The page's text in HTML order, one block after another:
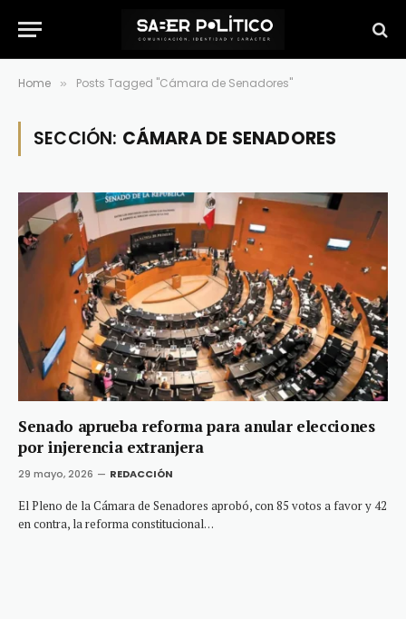
Home » Posts Tagged "Cámara de Senadores"
SECCIÓN: CÁMARA DE SENADORES
Senado aprueba reforma para anular elecciones
por injerencia extranjera
29 mayo, 2026 REDACCIÓN
El Pleno de la Cámara de Senadores aprobó, con 85 votos a favor y 42
en contra, la reforma constitucional…